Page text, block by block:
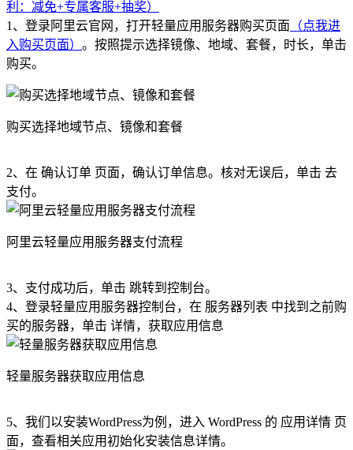
利：减免+专属客服+抽奖）
1、登录阿里云官网，打开轻量应用服务器购买页面 （点我进
入购买页面） 。按照提示选择镜像、地域、套餐，时长，单击
购买。
购买选择地域节点、镜像和套餐
2、在 确认订单 页面，确认订单信息。核对无误后，单击 去
支付。
阿里云轻量应用服务器支付流程
3、支付成功后，单击 跳转到控制台。
4、登录轻量应用服务器控制台，在 服务器列表 中找到之前购
买的服务器，单击 详情，获取应用信息
轻量服务器获取应用信息
5、我们以安装WordPress为例，进入 WordPress 的 应用详情 页
面，查看相关应用初始化安装信息详情。